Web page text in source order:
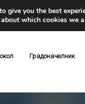
Градоначелник
give you the best
which cookies we